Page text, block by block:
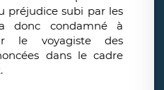
préjudice subi par les
donc condamné à
le voyagiste des
dans le cadre